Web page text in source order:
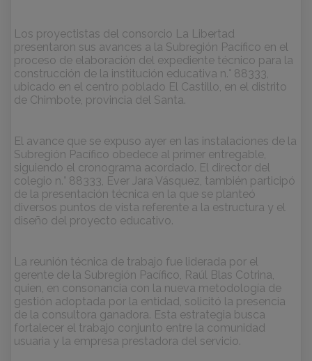
Los proyectistas del consorcio La Libertad
presentaron sus avances a la Subregión Pacífico en el
proceso de elaboración del expediente técnico para la
construcción de la institución educativa n.° 88333,
ubicado en el centro poblado El Castillo, en el distrito
de Chimbote, provincia del Santa.
El avance que se expuso ayer en las instalaciones de la
Subregión Pacífico obedece al primer entregable,
siguiendo el cronograma acordado. El director del
colegio n.° 88333, Ever Jara Vásquez, también participó
de la presentación técnica en la que se planteó
diversos puntos de vista referente a la estructura y el
diseño del proyecto educativo.
La reunión técnica de trabajo fue liderada por el
gerente de la Subregión Pacífico, Raúl Blas Cotrina,
quien, en consonancia con la nueva metodología de
gestión adoptada por la entidad, solicitó la presencia
de la consultora ganadora. Esta estrategia busca
fortalecer el trabajo conjunto entre la comunidad
usuaria y la empresa prestadora del servicio.